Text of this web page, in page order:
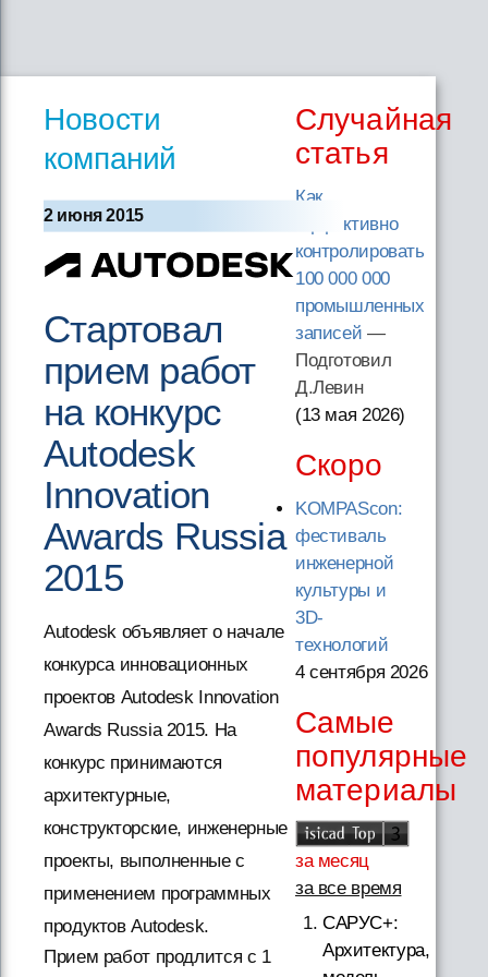
Новости
компаний
2 июня 2015
Стартовал
прием работ
на конкурс
Autodesk
Innovation
Awards Russia
2015
Autodesk объявляет о начале
конкурса инновационных
проектов Autodesk Innovation
Awards Russia 2015. На
конкурс принимаются
архитектурные,
конструкторские, инженерные
проекты, выполненные с
применением программных
продуктов Autodesk.
Прием работ продлится с 1
Случайная
статья
Как
эффективно
контролировать
100 000 000
промышленных
записей —
Подготовил
Д.Левин
(13 мая 2026)
Скоро
KOMPAScon:
фестиваль
инженерной
культуры и
3D-
технологий
4 сентября 2026
Самые
популярные
материалы
за месяц
за все время
САРУС+:
Архитектура,